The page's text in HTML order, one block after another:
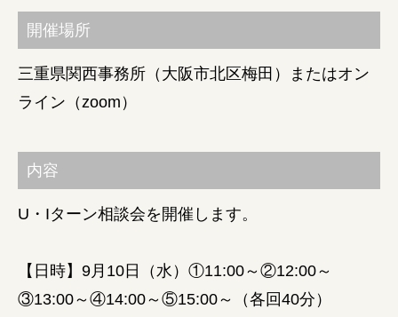
開催場所
三重県関西事務所（大阪市北区梅田）またはオン
ライン（zoom）
内容
U・Iターン相談会を開催します。
【日時】9月10日（水）①11:00～②12:00～
③13:00～④14:00～⑤15:00～（各回40分）